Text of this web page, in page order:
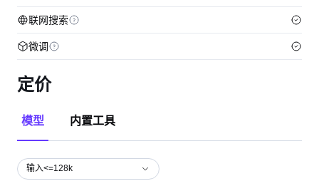
联网搜索
微调
定价
模型 内置工具
输入<=128k